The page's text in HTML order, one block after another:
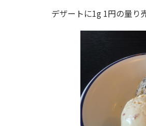
デザートに1g 1円の量り